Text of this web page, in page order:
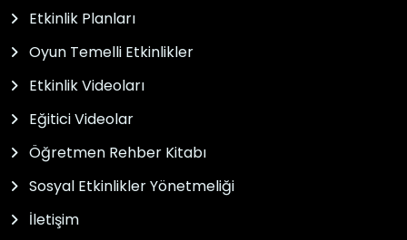
Etkinlik Planları
Oyun Temelli Etkinlikler
Etkinlik Videoları
Eğitici Videolar
Öğretmen Rehber Kitabı
Sosyal Etkinlikler Yönetmeliği
İletişim